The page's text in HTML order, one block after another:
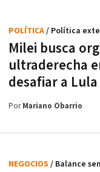
Milei busca
ultraderecha
desafiar a Lula
POLÍTICA/ Política
PorMariano Obarrio
NEGOCIOS / Balance